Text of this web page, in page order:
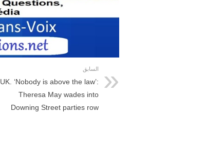
السابق
UK. ‘Nobody is above the law’:
Theresa May wades into
Downing Street parties row